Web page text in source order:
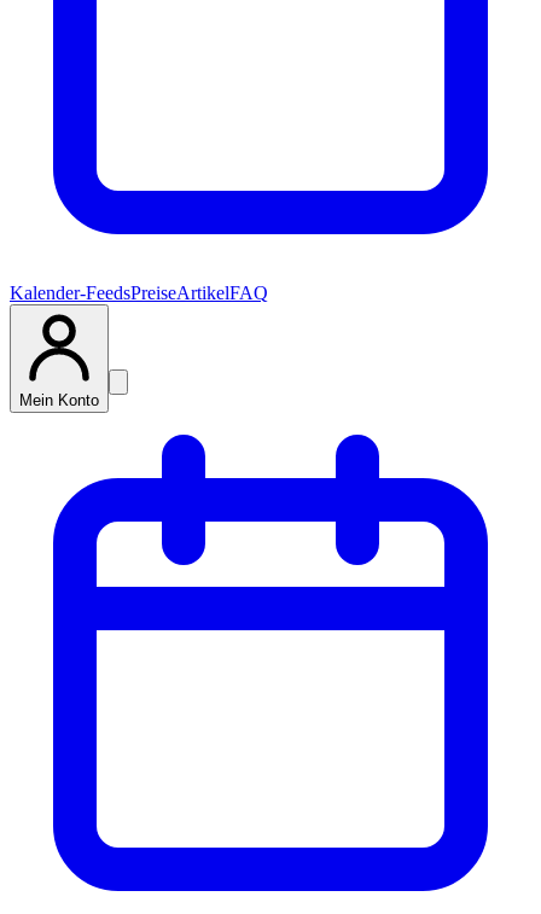
Kalender-FeedsPreiseArtikelFAQ
Mein Konto